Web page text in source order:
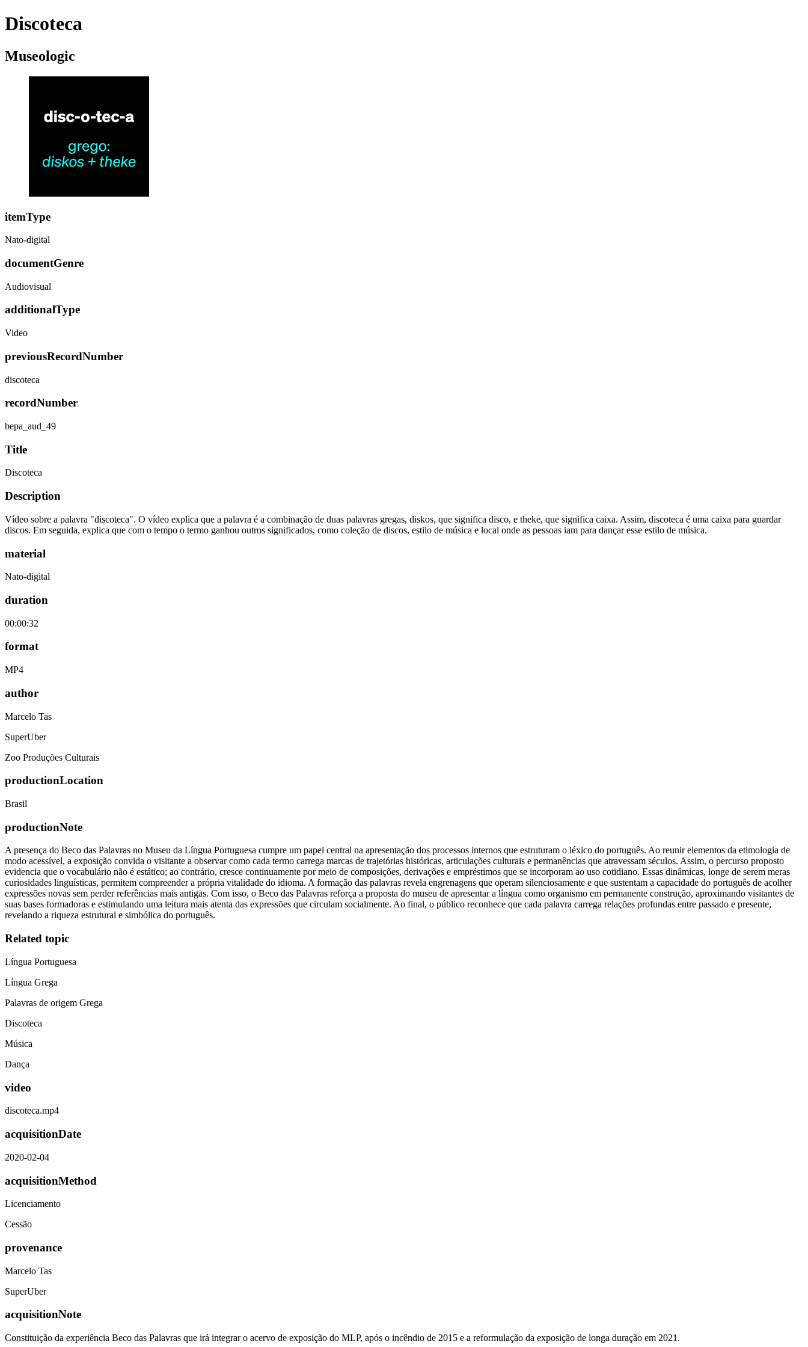
Discoteca
Museologic
itemType
Nato-digital
documentGenre
Audiovisual
additionalType
Video
previousRecordNumber
discoteca
recordNumber
bepa_aud_49
Title
Discoteca
Description
Vídeo sobre a palavra "discoteca". O vídeo explica que a palavra é a combinação de duas palavras gregas, diskos, que significa disco, e theke, que significa caixa. Assim, discoteca é uma caixa para guardar
discos. Em seguida, explica que com o tempo o termo ganhou outros significados, como coleção de discos, estilo de música e local onde as pessoas iam para dançar esse estilo de música.
material
Nato-digital
duration
00:00:32
format
MP4
author
Marcelo Tas
SuperUber
Zoo Produções Culturais
productionLocation
Brasil
productionNote
A presença do Beco das Palavras no Museu da Língua Portuguesa cumpre um papel central na apresentação dos processos internos que estruturam o léxico do português. Ao reunir elementos da etimologia de
modo acessível, a exposição convida o visitante a observar como cada termo carrega marcas de trajetórias históricas, articulações culturais e permanências que atravessam séculos. Assim, o percurso proposto
evidencia que o vocabulário não é estático; ao contrário, cresce continuamente por meio de composições, derivações e empréstimos que se incorporam ao uso cotidiano. Essas dinâmicas, longe de serem meras
curiosidades linguísticas, permitem compreender a própria vitalidade do idioma. A formação das palavras revela engrenagens que operam silenciosamente e que sustentam a capacidade do português de acolher
expressões novas sem perder referências mais antigas. Com isso, o Beco das Palavras reforça a proposta do museu de apresentar a língua como organismo em permanente construção, aproximando visitantes de
suas bases formadoras e estimulando uma leitura mais atenta das expressões que circulam socialmente. Ao final, o público reconhece que cada palavra carrega relações profundas entre passado e presente,
revelando a riqueza estrutural e simbólica do português.
Related topic
Língua Portuguesa
Língua Grega
Palavras de origem Grega
Discoteca
Música
Dança
video
discoteca.mp4
acquisitionDate
2020-02-04
acquisitionMethod
Licenciamento
Cessão
provenance
Marcelo Tas
SuperUber
acquisitionNote
Constituição da experiência Beco das Palavras que irá integrar o acervo de exposição do MLP, após o incêndio de 2015 e a reformulação da exposição de longa duração em 2021.